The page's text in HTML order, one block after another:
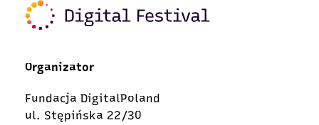
Organizator
Fundacja DigitalPoland
ul. Stępińska 22/30